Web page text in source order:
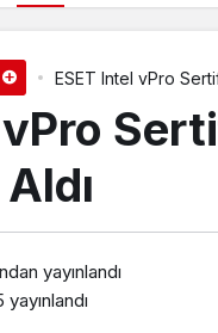
yayınlandı
yayınlandı